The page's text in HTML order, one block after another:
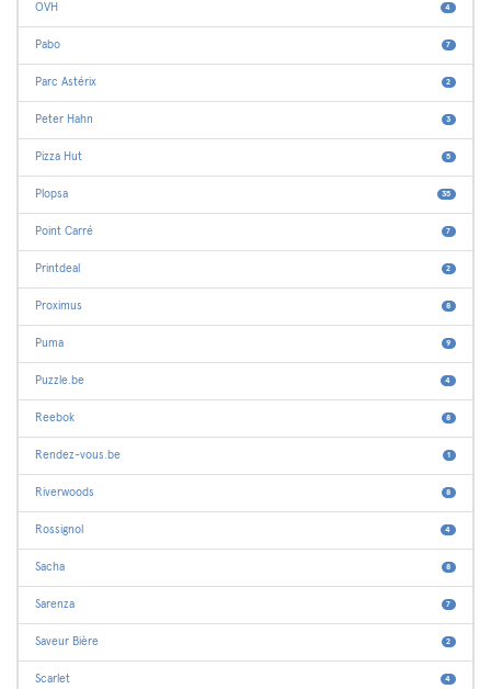
OVH 4
Pabo 7
Parc Astérix 2
Peter Hahn 3
Pizza Hut 5
Plopsa 35
Point Carré 7
Printdeal 2
Proximus 8
Puma 9
Puzzle.be 4
Reebok 8
Rendez-vous.be 1
Riverwoods 8
Rossignol 4
Sacha 8
Sarenza 7
Saveur Bière 2
Scarlet 4